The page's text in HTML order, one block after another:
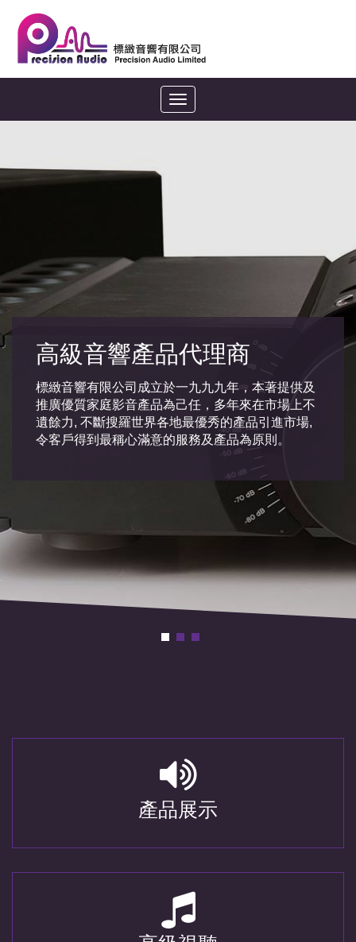
Toggle
navigation
高級音響產品代理商
標緻音響有限公司成立於一九九九年，本著提供及
推廣優質家庭影音產品為己任，多年來在市場上不
遺餘力, 不斷搜羅世界各地最優秀的產品引進市場,
令客戶得到最稱心滿意的服務及產品為原則。
產品展示